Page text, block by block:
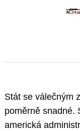
Stát se válečným
poměrně snadné.
americká